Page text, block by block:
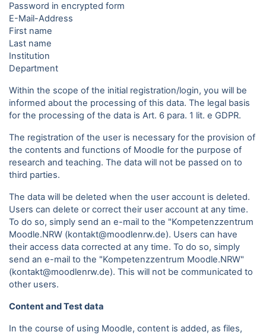
Password in encrypted form
E-Mail-Address
First name
Last name
Institution
Department
Within the scope of the initial registration/login, you will be
informed about the processing of this data. The legal basis
for the processing of the data is Art. 6 para. 1 lit. e GDPR.
The registration of the user is necessary for the provision of
the contents and functions of Moodle for the purpose of
research and teaching. The data will not be passed on to
third parties.
The data will be deleted when the user account is deleted.
Users can delete or correct their user account at any time.
To do so, simply send an e-mail to the "Kompetenzzentrum
Moodle.NRW (kontakt@moodlenrw.de). Users can have
their access data corrected at any time. To do so, simply
send an e-mail to the "Kompetenzzentrum Moodle.NRW"
(kontakt@moodlenrw.de). This will not be communicated to
other users.
Content and Test data
In the course of using Moodle, content is added, as files,